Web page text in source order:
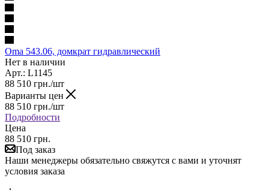
Oma 543.06, домкрат гидравлический
Нет в наличии
Арт.: L1145
88 510 грн./шт
Варианты цен
88 510 грн./шт
Подробности
Цена
88 510 грн.
Под заказ
Наши менеджеры обязательно свяжутся с вами и уточнят
условия заказа